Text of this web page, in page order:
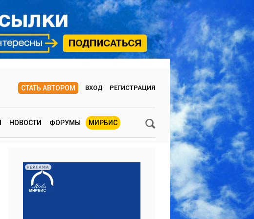
СТАТЬ АВТОРОМ ВХОД РЕГИСТРАЦИЯ
НОВОСТИ ФОРУМЫ МИРБИС
РЕКЛАМА